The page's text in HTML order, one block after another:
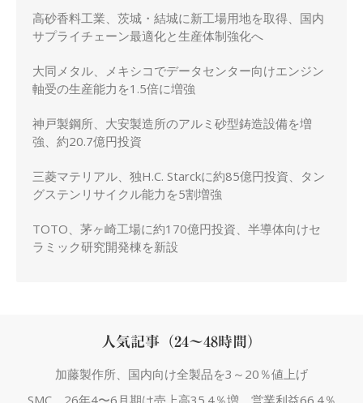
高砂香料工業、茨城・結城に新工場用地を取得、国内
サプライチェーン最適化と生産体制強化へ
大同メタル、メキシコでデータセンター向けエンジン
軸受の生産能力を1.5倍に増強
神戸製鋼所、大安製造所のアルミ砂型鋳造設備を増
強、約20.7億円投資
三菱マテリアル、独H.C. Starckに約85億円投資、タン
グステンリサイクル能力を5割増強
TOTO、茅ヶ崎工場に約170億円投資、半導体向けセ
ラミック研究開発棟を新設
人気記事（24～48時間）
加藤製作所、国内向け全製品を3～20％値上げ
SMC、26年4〜6月期は売上高35.4％増、営業利益66.4％